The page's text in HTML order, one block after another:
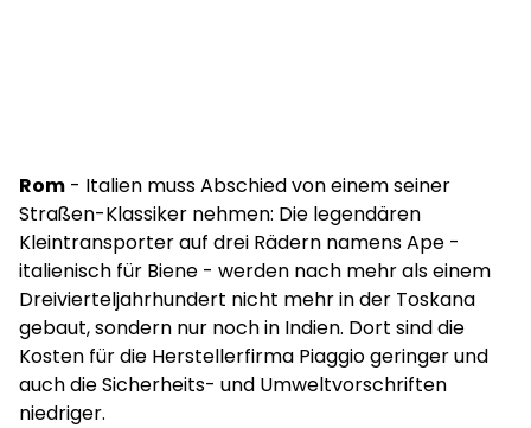
Rom - Italien muss Abschied von einem seiner
Straßen-Klassiker nehmen: Die legendären
Kleintransporter auf drei Rädern namens Ape -
italienisch für Biene - werden nach mehr als einem
Dreivierteljahrhundert nicht mehr in der Toskana
gebaut, sondern nur noch in Indien. Dort sind die
Kosten für die Herstellerfirma Piaggio geringer und
auch die Sicherheits- und Umweltvorschriften
niedriger.